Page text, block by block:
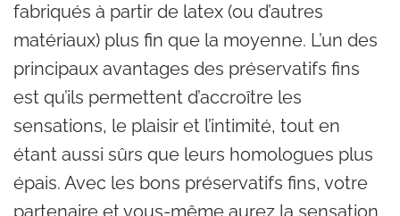
fabriqués à partir de latex (ou d’autres
matériaux) plus fin que la moyenne. L’un des
principaux avantages des préservatifs fins
est qu’ils permettent d’accroître les
sensations, le plaisir et l’intimité, tout en
étant aussi sûrs que leurs homologues plus
épais. Avec les bons préservatifs fins, votre
partenaire et vous-même aurez la sensation